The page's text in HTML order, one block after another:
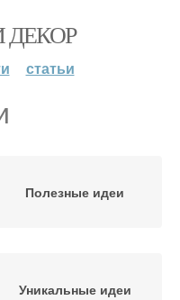
ДЕКОР
статьи
Полезные идеи
Уникальные идеи